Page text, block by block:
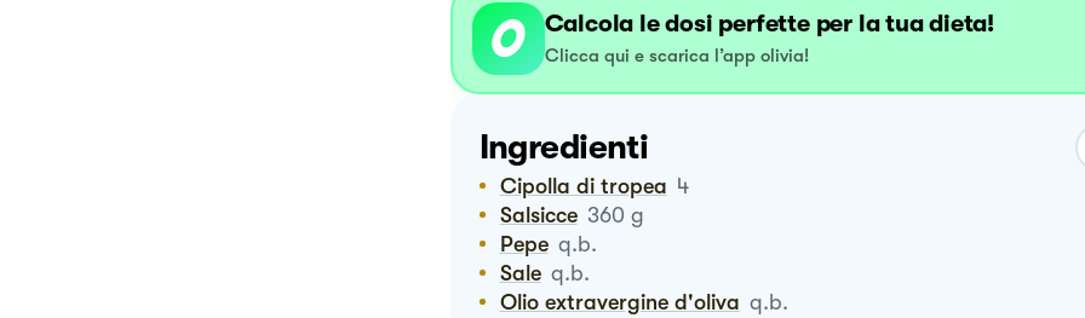
Calcola le dosi perfette per la tua dieta!
Clicca qui e scarica l’app olivia!
Ingredienti
Cipolla di tropea 4
Salsicce 360 g
Pepe q.b.
Sale q.b.
Olio extravergine d'oliva q.b.